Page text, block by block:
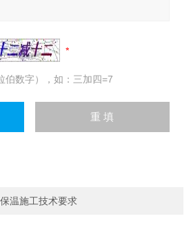
伯数字），如：三加四=7
温施工技术要求